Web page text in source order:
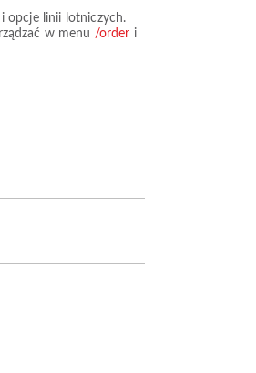
opcje linii lotniczych.
w menu /order i